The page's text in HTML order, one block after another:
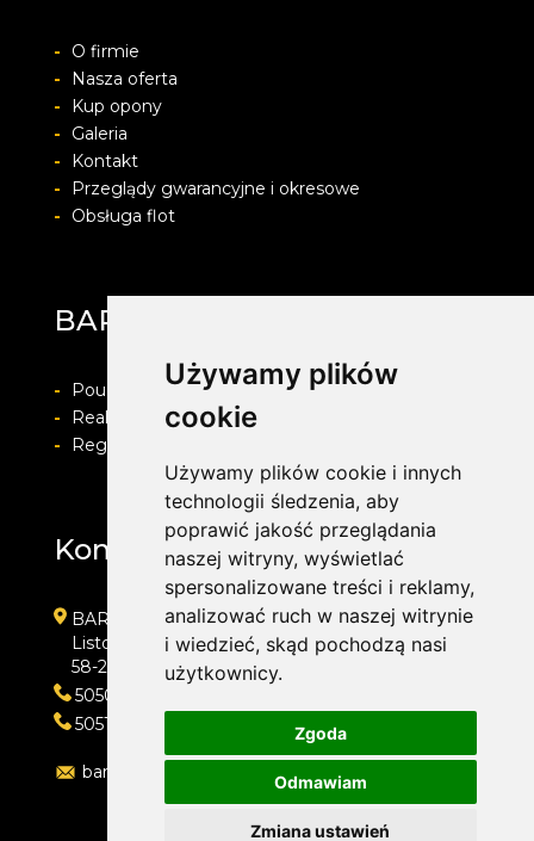
Używamy plików
cookie
Używamy plików cookie i innych
technologii śledzenia, aby
poprawić jakość przeglądania
naszej witryny, wyświetlać
spersonalizowane treści i reklamy,
analizować ruch w naszej witrynie
i wiedzieć, skąd pochodzą nasi
użytkownicy.
Zgoda
Odmawiam
Zmiana ustawień
-
O firmie
-
Nasza oferta
-
Kup opony
-
Galeria
-
Kontakt
-
Przeglądy gwarancyjne i okresowe
-
Obsługa flot
BARWACZ GROUP
-
Pouczenie o prawie do odstapienia od umowy
-
Realizacja zamówienia i formy płatności
-
Regulamin i Polityka prywatności
Kontakt
BARWACZ GROUP
Listopada 7
58-200 Dzierżoniów
505016318
505143159
barwacz.group@gmail.com